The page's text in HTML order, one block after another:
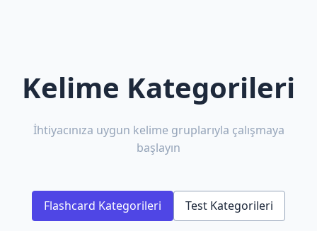
Kelime Kategorileri
İhtiyacınıza uygun kelime gruplarıyla çalışmaya
başlayın
Flashcard Kategorileri Test Kategorileri